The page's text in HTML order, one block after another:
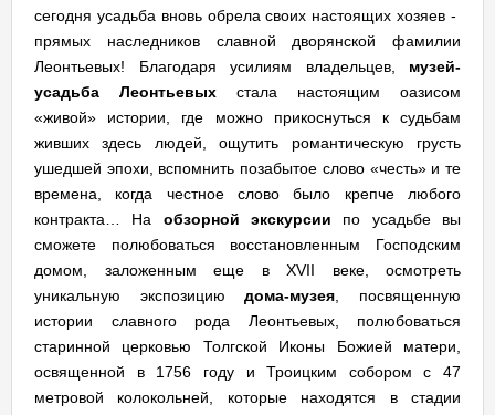
сегодня усадьба вновь обрела своих настоящих хозяев -
прямых наследников славной дворянской фамилии
Леонтьевых! Благодаря усилиям владельцев, музей-
усадьба Леонтьевых стала настоящим оазисом
«живой» истории, где можно прикоснуться к судьбам
живших здесь людей, ощутить романтическую грусть
ушедшей эпохи, вспомнить позабытое слово «честь» и те
времена, когда честное слово было крепче любого
контракта… На обзорной экскурсии по усадьбе вы
сможете полюбоваться восстановленным Господским
домом, заложенным еще в XVII веке, осмотреть
уникальную экспозициюдома-музея , посвященную
истории славного рода Леонтьевых, полюбоваться
старинной церковью Толгской Иконы Божией матери,
освященной в 1756 году и Троицким собором с 47
метровой колокольней, которые находятся в стадии